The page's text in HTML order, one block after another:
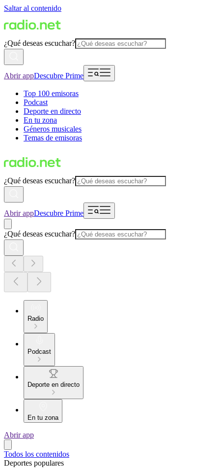
Saltar al contenido
¿Qué deseas escuchar?
Abrir appDescubre Prime
Top 100 emisoras
Podcast
Deporte en directo
En tu zona
Géneros musicales
Temas de emisoras
¿Qué deseas escuchar?
Abrir appDescubre Prime
¿Qué deseas escuchar?
Radio
Podcast
Deporte en directo
En tu zona
Abrir app
Todos los contenidos
Deportes populares